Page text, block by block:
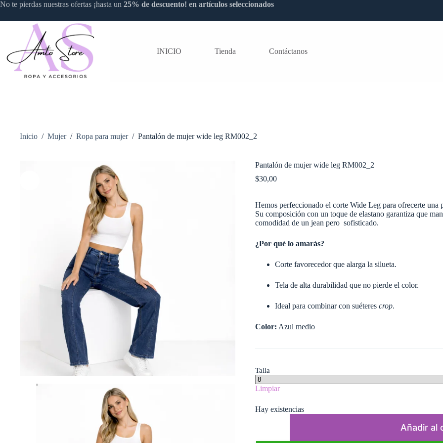
Saltar
contenido
No te pierdas nuestras ofertas ¡hasta un 25% de descuento! en artículos seleccionados
INICIO Tienda Contáctanos
Inicio / Mujer / Ropa para mujer / Pantalón de mujer wide leg RM002_2
Pantalón de mujer wide leg RM002_2
$30,00
Hemos perfeccionado el corte Wide Leg para ofrecerte una
Su composición con un toque de elastano garantiza que
comodidad de un jean pero sofisticado.
¿Por qué lo amarás?
Corte favorecedor que alarga la silueta.
Tela de alta durabilidad que no pierde el color.
Ideal para combinar con suéteres crop.
Color: Azul medio
Talla
Limpiar
Hay existencias
Añadir al